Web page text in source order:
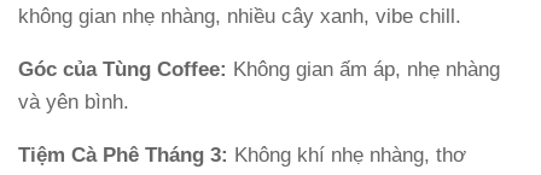
không gian nhẹ nhàng, nhiều cây xanh, vibe chill.
Góc của Tùng Coffee: Không gian ấm áp, nhẹ nhàng
và yên bình.
Tiệm Cà Phê Tháng 3: Không khí nhẹ nhàng, thơ